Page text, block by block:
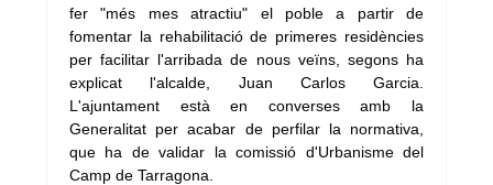
fer "més mes atractiu" el poble a partir de
fomentar la rehabilitació de primeres residències
per facilitar l'arribada de nous veïns, segons ha
explicat l'alcalde, Juan Carlos Garcia.
L'ajuntament està en converses amb la
Generalitat per acabar de perfilar la normativa,
que ha de validar la comissió d'Urbanisme del
Camp de Tarragona.